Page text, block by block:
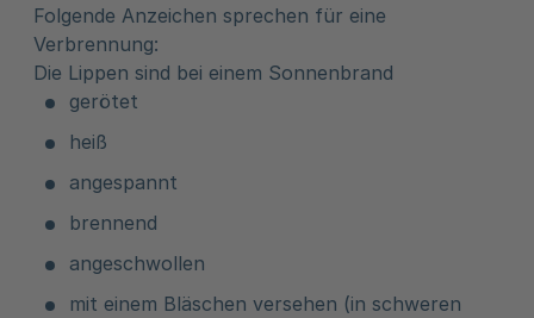
Folgende Anzeichen sprechen für eine
Verbrennung:
Die Lippen sind bei einem Sonnenbrand
gerötet
heiß
angespannt
brennend
angeschwollen
mit einem Bläschen versehen (in schweren